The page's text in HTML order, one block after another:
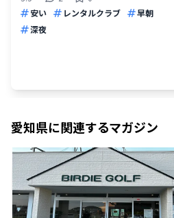
安い
レンタルクラブ
早朝
深夜
愛知県に関連するマガジン